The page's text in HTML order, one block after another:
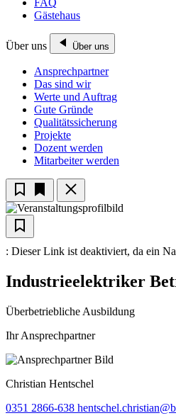
FAQ
Gästehaus
Über uns Über uns
Ansprechpartner
Das sind wir
Werte und Auftrag
Gute Gründe
Qualitätssicherung
Projekte
Dozent werden
Mitarbeiter werden
: Dieser Link ist deaktiviert, da ein
Industrieelektriker
Überbetriebliche Ausbildung
Ihr Ansprechpartner
Christian Hentschel
0351 2866-638